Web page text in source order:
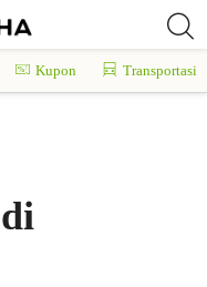
Kupon Transportasi